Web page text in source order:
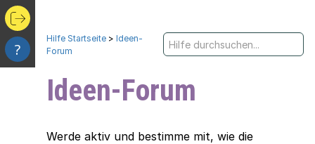
?
Hilfe Startseite > Ideen-
Forum
Ideen-Forum
Werde aktiv und bestimme mit, wie die